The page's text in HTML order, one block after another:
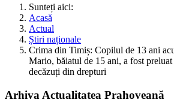
Sunteți aici:
Acasă
Actual
Știri naționale
Crima din Timiș: Copilul de 13 ani
Mario, băiatul de 15 ani, a fost
decăzuți din drepturi
Arhiva Actualitatea Prahoveană